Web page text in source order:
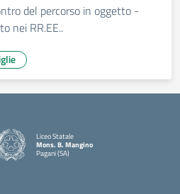
del percorso in oggetto -
nei RR.EE..
Liceo Statale
Mons. B. Mangino
Pagani (SA)
— Visita la pagina iniziale della scuola